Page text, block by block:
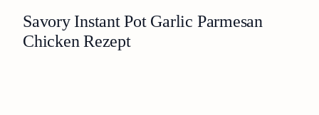
Savory Instant Pot Garlic Parmesan
Chicken Rezept